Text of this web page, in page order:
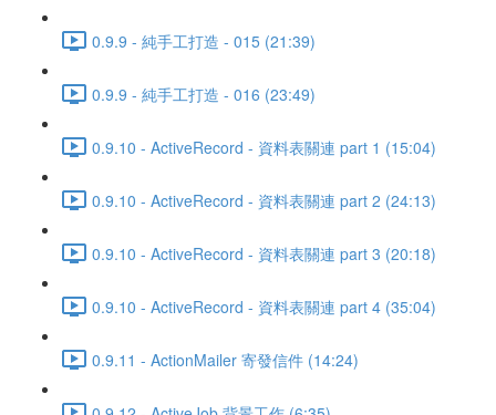
0.9.9 - 純手工打造 - 015 (21:39)
0.9.9 - 純手工打造 - 016 (23:49)
0.9.10 - ActiveRecord - 資料表關連 part 1 (15:04)
0.9.10 - ActiveRecord - 資料表關連 part 2 (24:13)
0.9.10 - ActiveRecord - 資料表關連 part 3 (20:18)
0.9.10 - ActiveRecord - 資料表關連 part 4 (35:04)
0.9.11 - ActionMailer 寄發信件 (14:24)